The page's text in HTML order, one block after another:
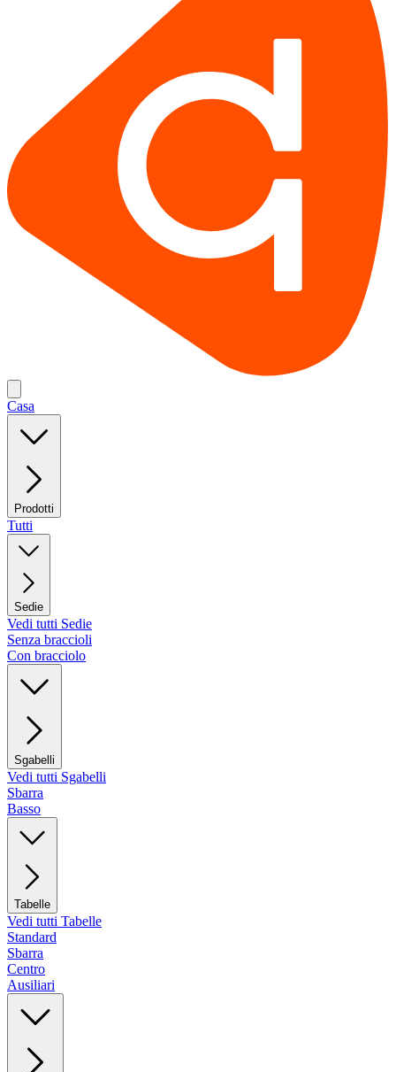
Casa
Prodotti
Tutti
Sedie
Vedi tutti Sedie
Senza braccioli
Con bracciolo
Sgabelli
Vedi tutti Sgabelli
Sbarra
Basso
Tabelle
Vedi tutti Tabelle
Standard
Sbarra
Centro
Ausiliari